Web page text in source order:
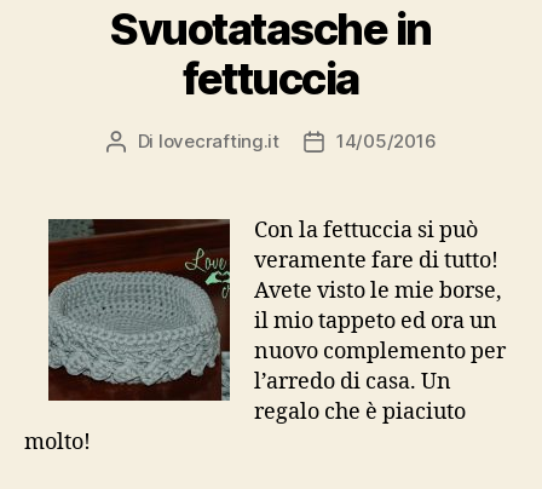
Svuotatasche in
fettuccia
Autore
Di lovecrafting.it
Data14/05/2016
Con la fettuccia si può
veramente fare di tutto!
Avete visto le mie borse,
il mio tappeto ed ora un
nuovo complemento per
l’arredo di casa. Un
regalo che è piaciuto
molto!